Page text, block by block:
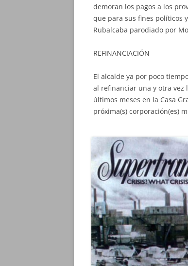
demoran los pagos a los
que para sus fines políticos
Rubalcaba parodiado por
REFINANCIACIÓN
El alcalde ya por poco
al refinanciar una y otra vez
últimos meses en la Casa
próxima(s) corporación(es)